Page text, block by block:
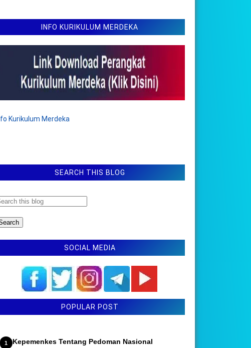
INFO KURIKULUM MERDEKA
Kurikulum Merdeka
SEARCH THIS BLOG
SOCIAL MEDIA
POPULAR POST
Kepemenkes Tentang Pedoman Nasional